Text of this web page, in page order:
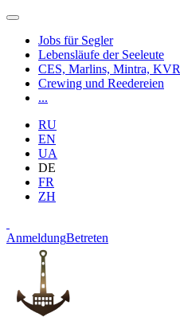
Jobs für Segler
Lebensläufe der Seeleute
CES, Marlins, Mintra, KVR
Crewing und Reedereien
...
RU
EN
UA
DE
FR
ZH
AnmeldungBetreten